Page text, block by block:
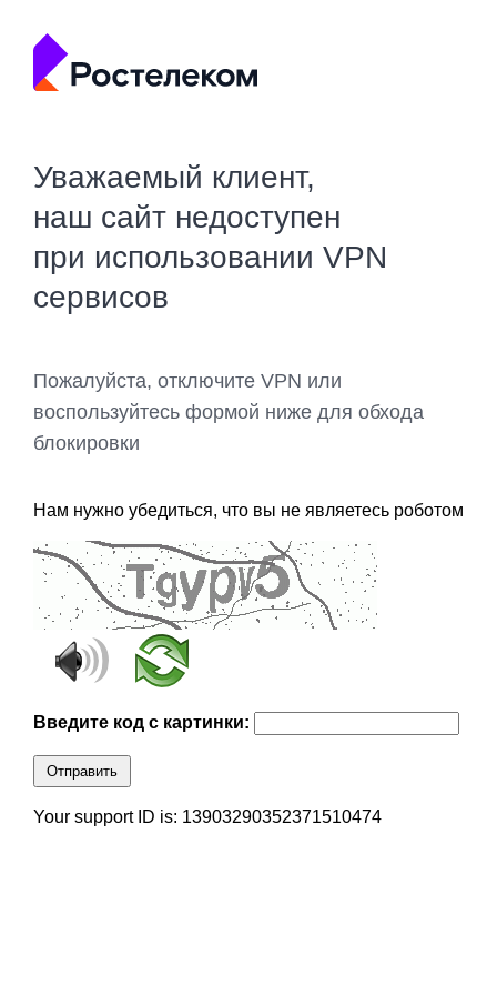
Уважаемый клиент,
наш сайт недоступен
при использовании VPN
сервисов
Пожалуйста, отключите VPN или
воспользуйтесь формой ниже для обхода
блокировки
Нам нужно убедиться, что вы не являетесь роботом
Введите код с картинки:
Отправить
Your support ID is: 13903290352371510474